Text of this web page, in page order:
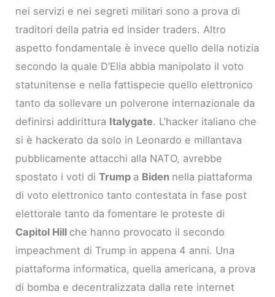
nei servizi e nei segreti militari sono a prova di
traditori della patria ed insider traders. Altro
aspetto fondamentale è invece quello della notizia
secondo la quale D’Elia abbia manipolato il voto
statunitense e nella fattispecie quello elettronico
tanto da sollevare un polverone internazionale da
definirsi addirittura Italygate. L’hacker italiano che
si è hackerato da solo in Leonardo e millantava
pubblicamente attacchi alla NATO, avrebbe
spostato i voti diTrump a Biden nella piattaforma
di voto elettronico tanto contestata in fase post
elettorale tanto da fomentare le proteste di
Capitol Hill che hanno provocato il secondo
impeachment di Trump in appena 4 anni. Una
piattaforma informatica, quella americana, a prova
di bomba e decentralizzata dalla rete internet